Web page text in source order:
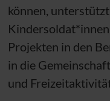
können,
Projekten in den
in die
und